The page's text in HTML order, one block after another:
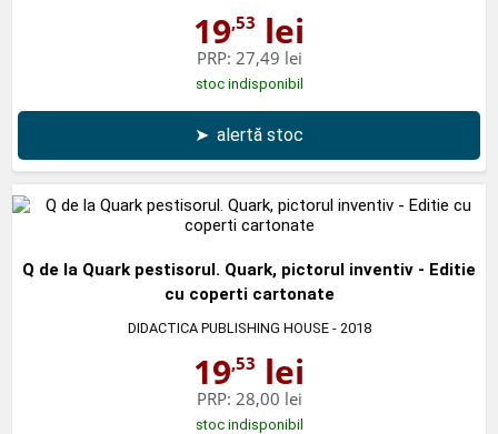
19,53 lei
PRP: 27,49 lei
stoc indisponibil
➤ alertă stoc
Q de la Quark pestisorul. Quark, pictorul inventiv - Editie
cu coperti cartonate
DIDACTICA PUBLISHING HOUSE- 2018
19,53 lei
PRP: 28,00 lei
stoc indisponibil